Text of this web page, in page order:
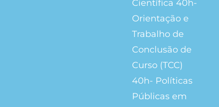
Científica 40h-
Orientação e
Trabalho de
Conclusão de
Curso (TCC)
40h- Políticas
Públicas em